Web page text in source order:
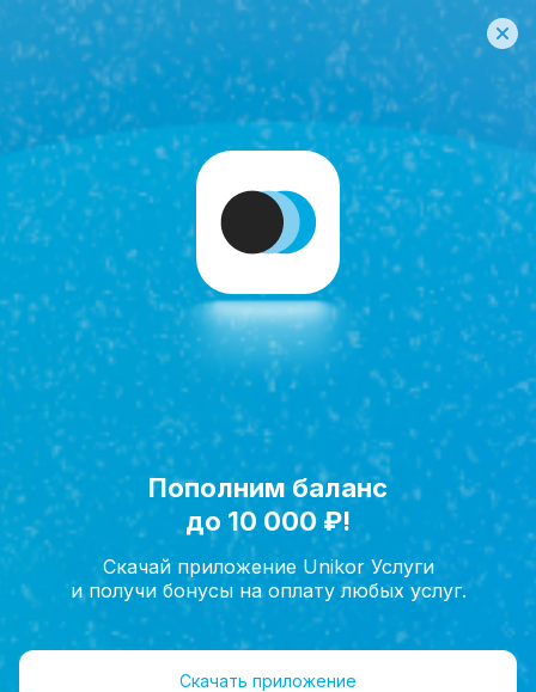
Исполнить мечту!
Главная
Пополним баланс
до 10 000 ₽!
Скачай приложение Unikor Услуги
и получи бонусы на оплату любых услуг.
Скачать приложение